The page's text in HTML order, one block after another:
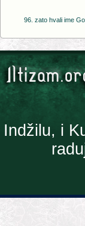
96. zato hvali ime
Indžilu, i